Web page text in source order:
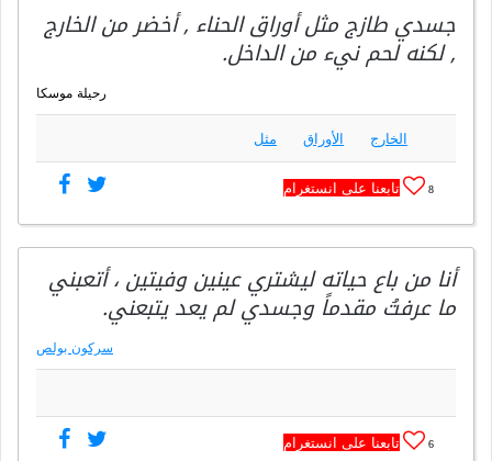
جسدي طازج مثل أوراق الحناء , أخضر من الخارج
, لكنه لحم نيء من الداخل.
رحيلة موسكا
الخارج الأوراق مثل
8 تابعنا على انستغرام
أنا من باع حياته ليشتري عينين وفيتين ، أتعبني
ما عرفتُ مقدماً وجسدي لم يعد يتبعني.
سركون بولص
6 تابعنا على انستغرام